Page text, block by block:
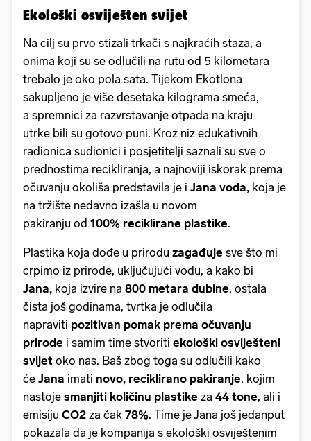
Ekološki osviješten svijet
Na cilj su prvo stizali trkači s najkraćih staza, a
onima koji su se odlučili na rutu od 5 kilometara
trebalo je oko pola sata. Tijekom Ekotlona
sakupljeno je više desetaka kilograma smeća,
a spremnici za razvrstavanje otpada na kraju
utrke bili su gotovo puni. Kroz niz edukativnih
radionica sudionici i posjetitelji saznali su sve o
prednostima recikliranja, a najnoviji iskorak prema
očuvanju okoliša predstavila je i Jana voda, koja je
na tržište nedavno izašla u novom
pakiranju od 100% reciklirane plastike.
Plastika koja dođe u prirodu zagađuje sve što mi
crpimo iz prirode, uključujući vodu, a kako bi
Jana, koja izvire na 800 metara dubine, ostala
čista još godinama, tvrtka je odlučila
napraviti pozitivan pomak prema očuvanju
prirode i samim time stvoriti ekološki osviješteni
svijet oko nas. Baš zbog toga su odlučili kako
će Jana imati novo, reciklirano pakiranje, kojim
nastoje smanjiti količinu plastike za 44 tone, ali i
emisiju CO2 za čak 78%. Time je Jana još jedanput
pokazala da je kompanija s ekološki osviještenim